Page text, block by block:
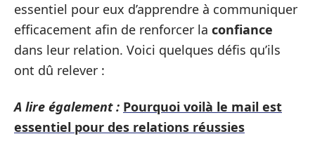
essentiel pour eux d’apprendre à communiquer
efficacement afin de renforcer la confiance
dans leur relation. Voici quelques défis qu’ils
ont dû relever :
A lire également : Pourquoi voilà le mail est
essentiel pour des relations réussies